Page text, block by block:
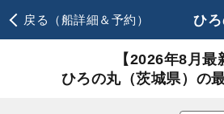
戻る（船詳細＆予約） ひ
【2026年8月最
ひろの丸（茨城県）の